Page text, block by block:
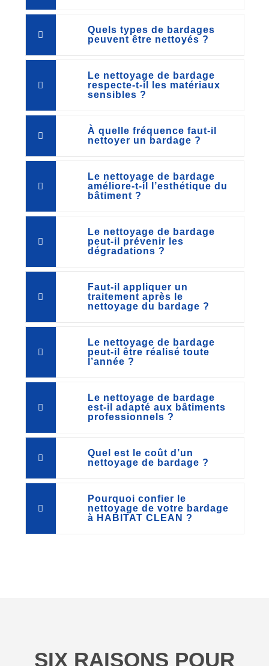
Quels types de bardages
peuvent être nettoyés ?
Le nettoyage de bardage
respecte-t-il les matériaux
sensibles ?
À quelle fréquence faut-il
nettoyer un bardage ?
Le nettoyage de bardage
améliore-t-il l’esthétique du
bâtiment ?
Le nettoyage de bardage
peut-il prévenir les
dégradations ?
Faut-il appliquer un
traitement après le
nettoyage du bardage ?
Le nettoyage de bardage
peut-il être réalisé toute
l’année ?
Le nettoyage de bardage
est-il adapté aux bâtiments
professionnels ?
Quel est le coût d’un
nettoyage de bardage ?
Pourquoi confier le
nettoyage de votre bardage
à HABITAT CLEAN ?
SIX RAISONS POUR